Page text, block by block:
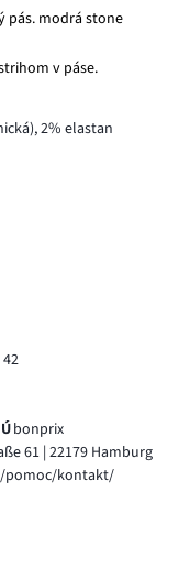
pás. modrá stone
v páse.
2% elastan
bonprix
61 | 22179 Hamburg
pomoc/kontakt/